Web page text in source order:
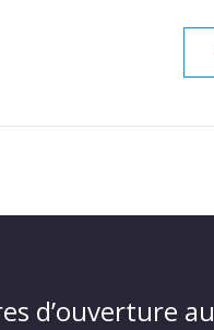
d’ouverture au